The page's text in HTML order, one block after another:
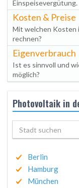
Einspeisevergütung.
Kosten & Preise
Mit welchen Kosten
rechnen?
Eigenverbrauch
Ist es sinnvoll und
möglich?
Photovoltaik in
Berlin
Hamburg
München